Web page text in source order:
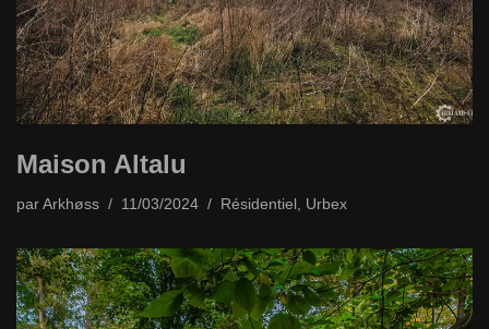
Maison Altalu
par Arkhøss 11/03/2024 Résidentiel Urbex